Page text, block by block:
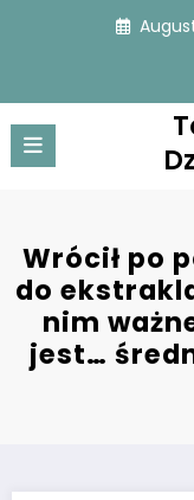
Wrócił po
do
nim
jest…